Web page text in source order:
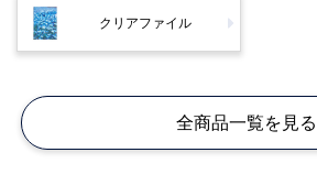
クリアファイル
全商品一覧を見る